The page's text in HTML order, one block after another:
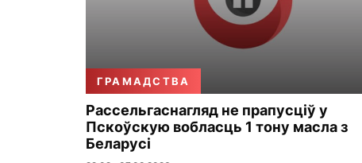
ГРАМАДСТВА
Рассельгаснагляд не прапусціў у
Пскоўскую вобласць 1 тону масла з
Беларусі